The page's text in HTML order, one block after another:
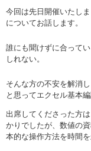
今回は先日開催いたし
についてお話します。
誰にも聞けずに合って
しれない。
そんな方の不安を解消
と思ってエクセル基本
出席してくださった方
かりでしたが、数値の
本的な操作方法を時間